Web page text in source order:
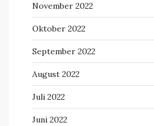
November 2022
Oktober 2022
September 2022
August 2022
Juli 2022
Juni 2022